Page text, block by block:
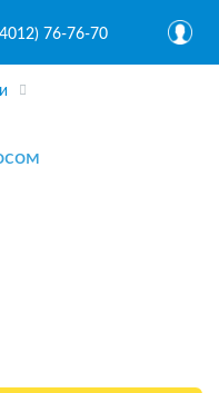
76-76-70